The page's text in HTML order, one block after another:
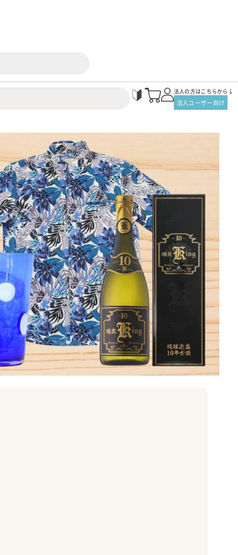
法人の方はこちらから↓
法人ユーザー向け